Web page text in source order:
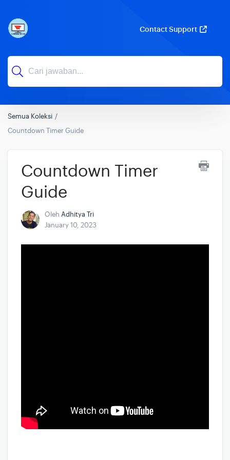
Contact Support
Semua Koleksi
Countdown Timer Guide
Countdown Timer
Guide
Oleh Adhitya Tri
January 10, 2023